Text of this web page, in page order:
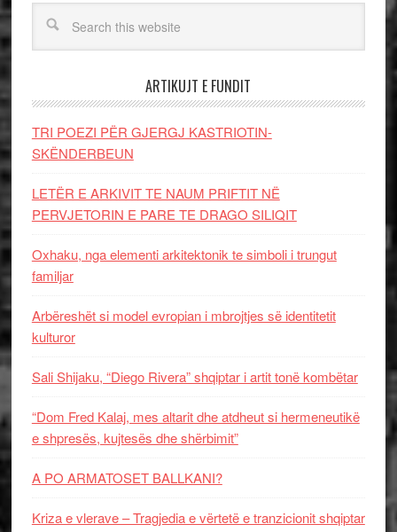
ARTIKUJT E FUNDIT
TRI POEZI PËR GJERGJ KASTRIOTIN-
SKËNDERBEUN
LETËR E ARKIVIT TE NAUM PRIFTIT NË
PERVJETORIN E PARE TE DRAGO SILIQIT
Oxhaku, nga elementi arkitektonik te simboli i trungut
familjar
Arbëreshët si model evropian i mbrojtjes së identitetit
kulturor
Sali Shijaku, “Diego Rivera” shqiptar i artit tonë kombëtar
“Dom Fred Kalaj, mes altarit dhe atdheut si hermeneutikë
e shpresës, kujtesës dhe shërbimit”
A PO ARMATOSET BALLKANI?
Kriza e vlerave – Tragjedia e vërtetë e tranzicionit shqiptar